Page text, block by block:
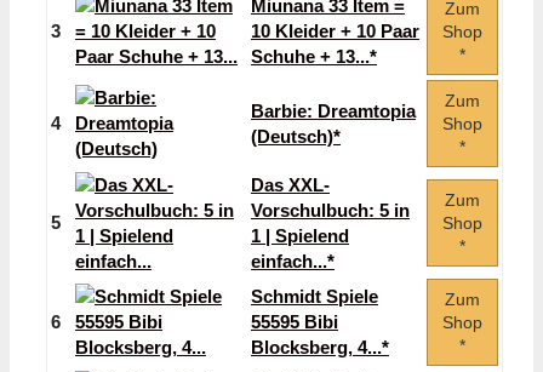
3
Miunana 33 Item =
10 Kleider + 10 Paar
Schuhe + 13...*
Zum
Shop
*
4
Barbie: Dreamtopia
(Deutsch)*
Zum
Shop
*
5
Das XXL-
Vorschulbuch: 5 in
1 | Spielend
einfach...*
Zum
Shop
*
6
Schmidt Spiele
55595 Bibi
Blocksberg, 4...*
Zum
Shop
*